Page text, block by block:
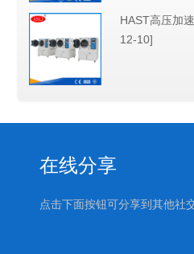
HAST高压加
12-10]
在线分享
点击下面按钮可分享到其他社